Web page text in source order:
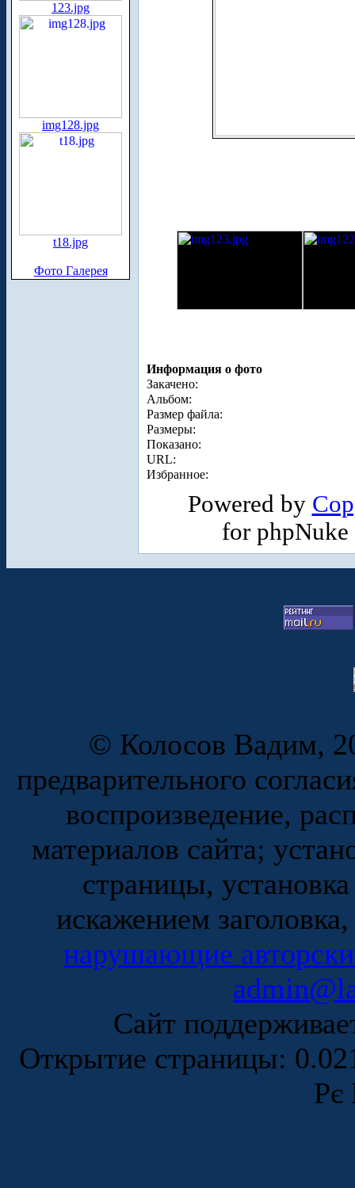
123.jpg
img128.jpg
t18.jpg
Фото Галерея
Информация о фото
Закачено:
Альбом:
Размер файла:
Размеры:
Показано:
URL:
Избранное:
Powered by
for
© Колосов Вадим,
предварительного
воспроизведение,
материалов сайта;
страницы,
искажением
нарушающие
Сайт
Открытие страницы:
Рє